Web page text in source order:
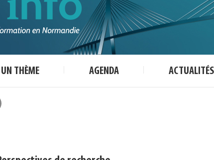
THÈME AGENDA ACTUALITÉS